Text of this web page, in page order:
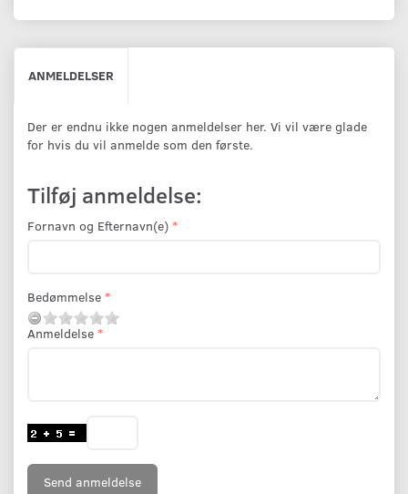
ANMELDELSER
Der er endnu ikke nogen anmeldelser her. Vi vil være glade
for hvis du vil anmelde som den første.
Tilføj anmeldelse:
Fornavn og Efternavn(e)
Bedømmelse
Anmeldelse
Send anmeldelse